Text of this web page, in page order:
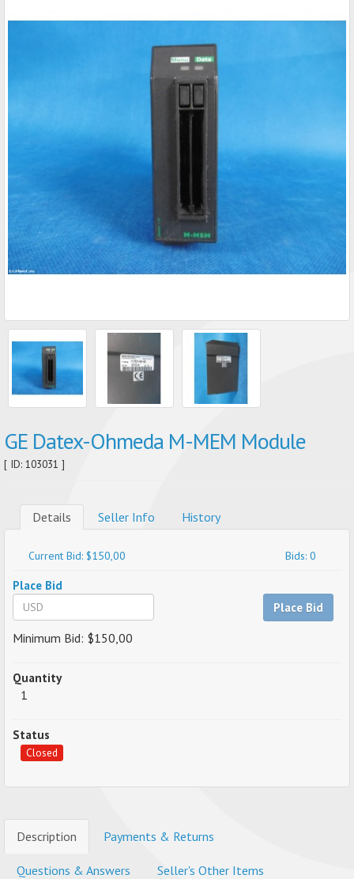
GE Datex-Ohmeda M-MEM Module
[ ID: 103031 ]
Details Seller Info History
Current Bid: $150,00 Bids: 0
Place Bid
Place Bid
Minimum Bid: $150,00
Quantity
1
Status
Closed
Description Payments & Returns
Questions & Answers Seller's Other Items